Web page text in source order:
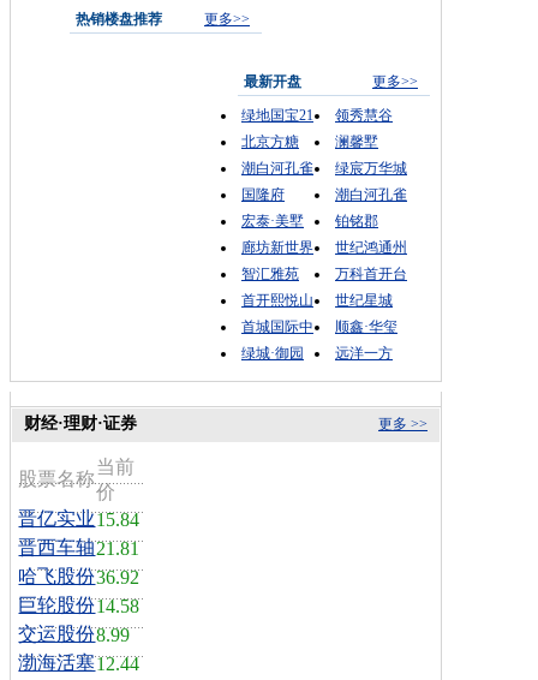
热销楼盘推荐 更多>>
最新开盘
更多>>
绿地国宝21
领秀慧谷
北京方糖
澜馨墅
潮白河孔雀
绿宸万华城
国隆府
潮白河孔雀
宏泰·美墅
铂铭郡
廊坊新世界
世纪鸿通州
智汇雅苑
万科首开台
首开熙悦山
世纪星城
首城国际中
顺鑫·华玺
绿城·御园
远洋一方
更多 >>
财经·理财·证券
股票名称
当前
价
晋亿实业15.84
晋西车轴21.81
哈飞股份36.92
巨轮股份14.58
交运股份8.99
渤海活塞12.44